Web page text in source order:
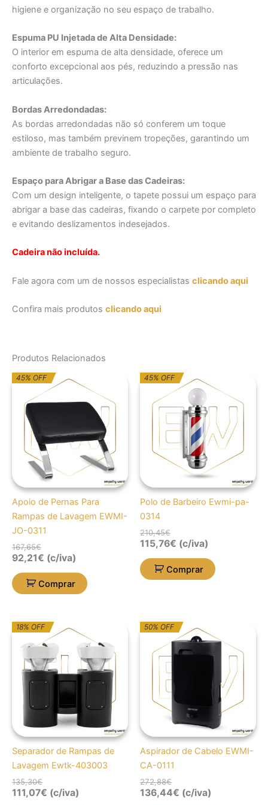
higiene e organização no seu espaço de trabalho.
Espuma PU Injetada de Alta Densidade:
O interior em espuma de alta densidade, oferece um
conforto excepcional aos pés, reduzindo a pressão nas
articulações.
Bordas Arredondadas:
As bordas arredondadas não só conferem um toque
estiloso, mas também previnem tropeções, garantindo um
ambiente de trabalho seguro.
Espaço para Abrigar a Base das Cadeiras:
Com um design inteligente, o tapete possui um espaço para
abrigar a base das cadeiras, fixando o carpete por completo
e evitando deslizamentos indesejados.
Cadeira não incluída.
Fale agora com um de nossos especialistas clicando aqui
Confira mais produtos clicando aqui
Produtos Relacionados
45% OFF
Apoio de Pernas Para
Rampas de Lavagem EWMI-
JO-0311
167,65€
O
preço
original
era:
O
preço
atual
é:
92,21€ (c/iva)
Comprar
45% OFF
Polo de Barbeiro Ewmi-pa-
0314
210,45€
O
preço
original
era:
210,45€.
O
preço
atual
é:
115,76€.
115,76€ (c/iva)
Comprar
18% OFF
Separador de Rampas de
Lavagem Ewtk-403003
135,30€
O
preço
original
era:
135,30€.
O
preço
atual
111,07€.
111,07€ (c/iva)
50% OFF
Aspirador de Cabelo EWMI-
CA-0111
272,88€
O
preço
original
era:
272,88€.
O
preço
atual
é:
136,44€.
136,44€ (c/iva)